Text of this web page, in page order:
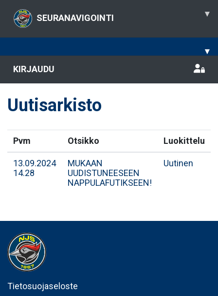
SEURANAVIGOINTI ▾
▾
KIRJAUDU
Uutisarkisto
Pvm Otsikko Luokittelu
13.09.2024
14.28
MUKAAN
UUDISTUNEESEEN
NAPPULAFUTIKSEEN!
Uutinen
Tietosuojaseloste